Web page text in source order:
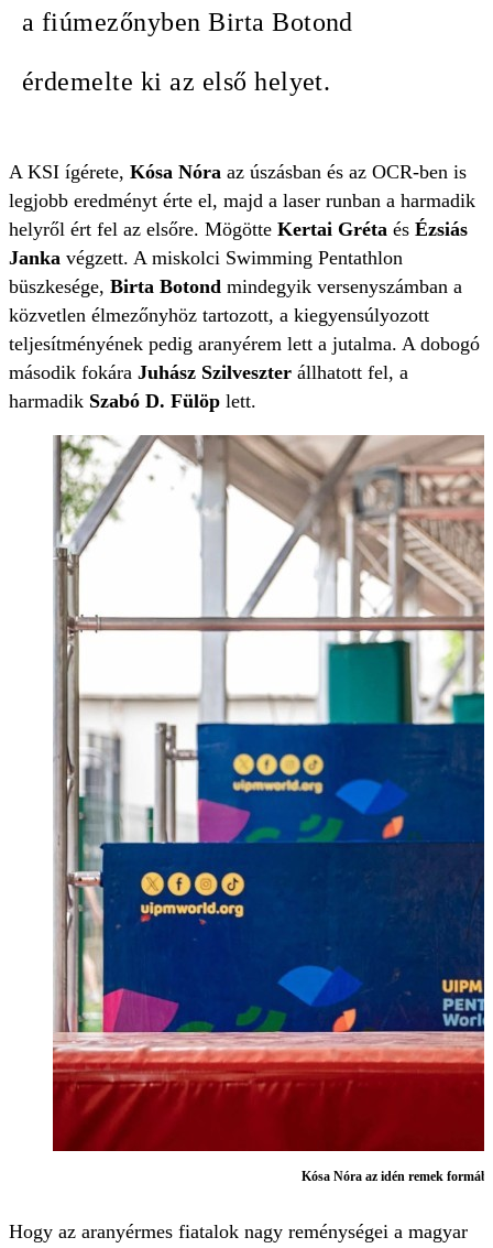
a fiúmezőnyben Birta Botond
érdemelte ki az első helyet.
A KSI ígérete, Kósa Nóra az úszásban és az OCR-ben is
legjobb eredményt érte el, majd a laser runban a harmadik
helyről ért fel az elsőre. Mögötte Kertai Gréta és Ézsiás
Janka végzett. A miskolci Swimming Pentathlon
büszkesége, Birta Botond mindegyik versenyszámban a
közvetlen élmezőnyhöz tartozott, a kiegyensúlyozott
teljesítményének pedig aranyérem lett a jutalma. A dobogó
második fokára Juhász Szilveszter állhatott fel, a
harmadik Szabó D. Fülöp lett.
Kósa Nóra az idén remek
Hogy az aranyérmes fiatalok nagy reménységei a magyar